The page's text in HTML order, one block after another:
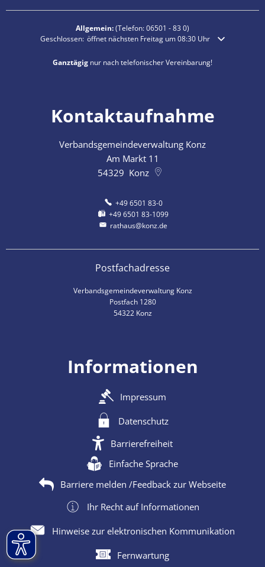
Allgemein:(Telefon:06501 - 83 0)
Klicken, um weitere Öffnungs- oder Schließzeiten auszublenden
Geschlossen: öffnet nächsten Freitag um 08:30 Uhr
Ganztägig nur nach telefonischer Vereinbarung!
Kontaktaufnahme
Verbandsgemeindeverwaltung Konz
Am Markt 11
54329 Konz
+49 6501 83-0
+49 6501 83-1099
rathaus@konz.de
Postfachadresse
Verbandsgemeindeverwaltung Konz
Postfach 1280
54322 Konz
Informationen
Impressum
Datenschutz
Barrierefreiheit
Einfache Sprache
Barriere melden /Feedback zur Webseite
Ihr Recht auf Informationen
Hinweise zur elektronischen Kommunikation
Fernwartung